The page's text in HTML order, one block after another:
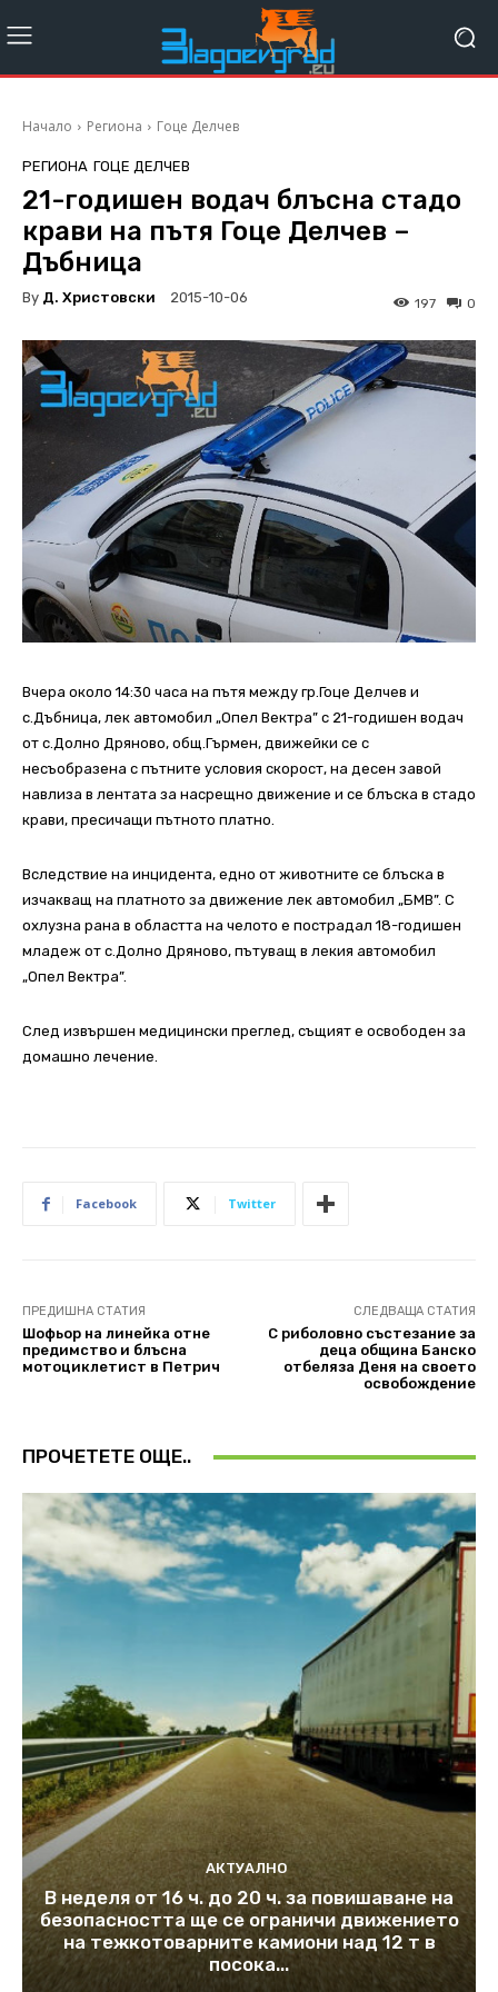
Начало Региона Гоце Делчев
РЕГИОНА ГОЦЕ ДЕЛЧЕВ
21-годишен водач блъсна стадо
крави на пътя Гоце Делчев –
Дъбница
By Д. Христовски 2015-10-06 0
197
Вчера около 14:30 часа на пътя между гр.Гоце Делчев и
с.Дъбница, лек автомобил „Опел Вектра” с 21-годишен водач
от с.Долно Дряново, общ.Гърмен, движейки се с
несъобразена с пътните условия скорост, на десен завой
навлиза в лентата за насрещно движение и се блъска в стадо
крави, пресичащи пътното платно.
Вследствие на инцидента, едно от животните се блъска в
изчакващ на платното за движение лек автомобил „БМВ”. С
охлузна рана в областта на челото е пострадал 18-годишен
младеж от с.Долно Дряново, пътуващ в лекия автомобил
„Опел Вектра”.
След извършен медицински преглед, същият е освободен за
домашно лечение.
Facebook Twitter
ПРЕДИШНА СТАТИЯ
Шофьор на линейка отне
предимство и блъсна
мотоциклетист в Петрич
СЛЕДВАЩА СТАТИЯ
С риболовно състезание за
деца община Банско
отбеляза Деня на своето
освобождение
ПРОЧЕТЕТЕ ОЩЕ..
АКТУАЛНО
В неделя от 16 ч. до 20 ч. за повишаване на
безопасността ще се ограничи движението
на тежкотоварните камиони над 12 т в
посока...